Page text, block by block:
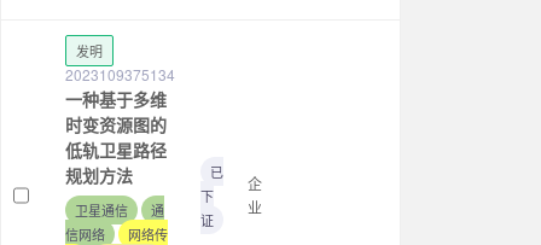
发明
2023109375134
一种基于多维
时变资源图的
低轨卫星路径
规划方法
卫星通信
通
信网络
网络传
已
下
证
企
业